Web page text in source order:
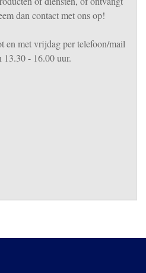
dan contact met ons op!
en met vrijdag per telefoon/mail
13.30 - 16.00 uur.